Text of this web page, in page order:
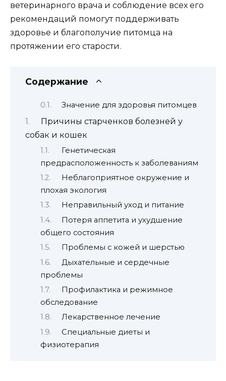
ветеринарного врача и соблюдение всех его
рекомендаций помогут поддерживать
здоровье и благополучие питомца на
протяжении его старости.
Содержание
Значение для здоровья питомцев
Причины старченков болезней у
собак и кошек
Генетическая
предрасположенность к заболеваниям
Неблагоприятное окружение и
плохая экология
Неправильный уход и питание
Потеря аппетита и ухудшение
общего состояния
Проблемы с кожей и шерстью
Дыхательные и сердечные
проблемы
Профилактика и режимное
обследование
Лекарственное лечение
Специальные диеты и
физиотерапия